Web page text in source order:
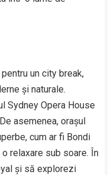
un city break,
și naturale.
Sydney Opera House
asemenea, orașul
cum ar fi Bondi
relaxare sub soare. În
și să explorezi